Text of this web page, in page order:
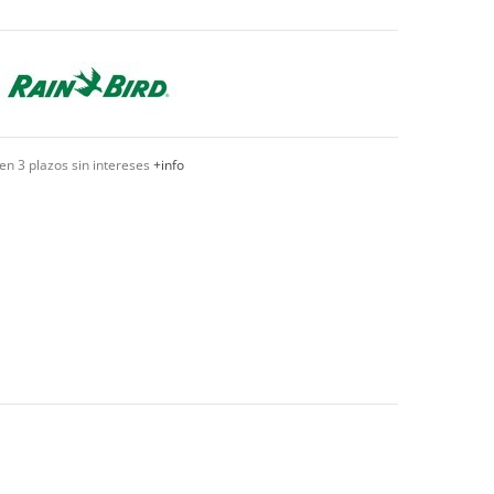
3 plazos sin intereses +info